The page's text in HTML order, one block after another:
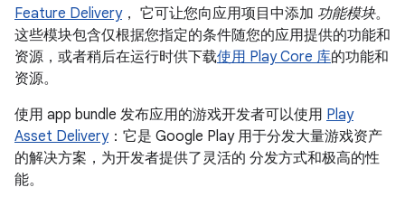
Feature Delivery， 它可让您向应用项目中添加 功能模块。
这些模块包含仅根据您指定的条件随您的应用提供的功能和
资源，或者稍后在运行时供下载使用 Play Core 库的功能和
资源。
使用 app bundle 发布应用的游戏开发者可以使用 Play
Asset Delivery：它是 Google Play 用于分发大量游戏资产
的解决方案，为开发者提供了灵活的 分发方式和极高的性
能。